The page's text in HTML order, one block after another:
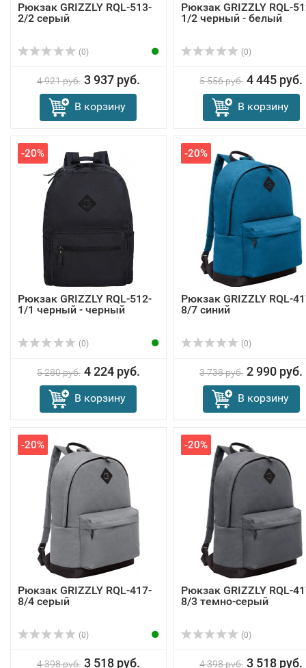
Рюкзак GRIZZLY RQL-513-
2/2 серый
(0)
4 921 руб. 3 937 руб.
В корзину
Рюкзак GRIZZLY RQL-
1/2 черный - белый
(0)
5 556 руб. 4 445 руб.
В корзину
-20%
Рюкзак GRIZZLY RQL-512-
1/1 черный - черный
(0)
5 280 руб. 4 224 руб.
В корзину
-20%
Рюкзак GRIZZLY RQL-
8/7 синий
(0)
3 738 руб. 2 990 руб.
В корзину
-20%
Рюкзак GRIZZLY RQL-417-
8/4 серый
(0)
4 398 руб. 3 518 руб.
-20%
Рюкзак GRIZZLY RQL-
8/3 темно-серый
(0)
4 398 руб. 3 518 руб.